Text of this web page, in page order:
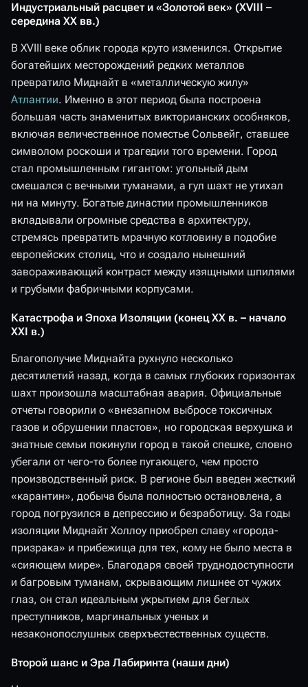
Индустриальный расцвет и «Золотой век» (XVIII –
середина XX вв.)
В XVIII веке облик города круто изменился. Открытие
богатейших месторождений редких металлов
превратило Миднайт в «металлическую жилу»
Атлантии. Именно в этот период была построена
большая часть знаменитых викторианских особняков,
включая величественное поместье Сольвейг, ставшее
символом роскоши и трагедии того времени. Город
стал промышленным гигантом: угольный дым
смешался с вечными туманами, а гул шахт не утихал
ни на минуту. Богатые династии промышленников
вкладывали огромные средства в архитектуру,
стремясь превратить мрачную котловину в подобие
европейских столиц, что и создало нынешний
завораживающий контраст между изящными шпилями
и грубыми фабричными корпусами.
Катастрофа и Эпоха Изоляции (конец XX в. – начало
XXI в.)
Благополучие Миднайта рухнуло несколько
десятилетий назад, когда в самых глубоких горизонтах
шахт произошла масштабная авария. Официальные
отчеты говорили о «внезапном выбросе токсичных
газов и обрушении пластов», но городская верхушка и
знатные семьи покинули город в такой спешке, словно
убегали от чего-то более пугающего, чем просто
производственный риск. В регионе был введен жесткий
«карантин», добыча была полностью остановлена, а
город погрузился в депрессию и безработицу. За годы
изоляции Миднайт Холлоу приобрел славу «города-
призрака» и прибежища для тех, кому не было места в
«сияющем мире». Благодаря своей труднодоступности
и багровым туманам, скрывающим лишнее от чужих
глаз, он стал идеальным укрытием для беглых
преступников, маргинальных ученых и
незаконопослушных сверхъестественных существ.
Второй шанс и Эра Лабиринта (наши дни)